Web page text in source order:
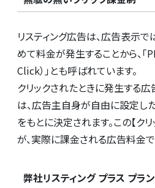
リスティング広告は、広告表示で
めて料金が発生することから、「
Click）」とも呼ばれています。
クリックされたときに発生する
は、広告主自身が自由に設定し
をもとに決定されます。この【ク
が、実際に課金される広告料金で
弊社リスティング プラス プラン